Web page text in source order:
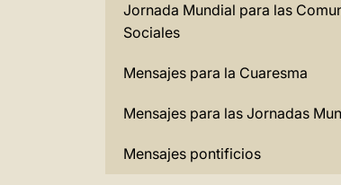
Jornada Mundial para las
Sociales
Mensajes para la Cuaresma
Mensajes para las Jornadas
Mensajes pontificios